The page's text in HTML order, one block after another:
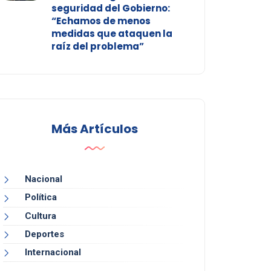
seguridad del Gobierno:
“Echamos de menos
medidas que ataquen la
raíz del problema”
Más Artículos
Nacional
Política
Cultura
Deportes
Internacional